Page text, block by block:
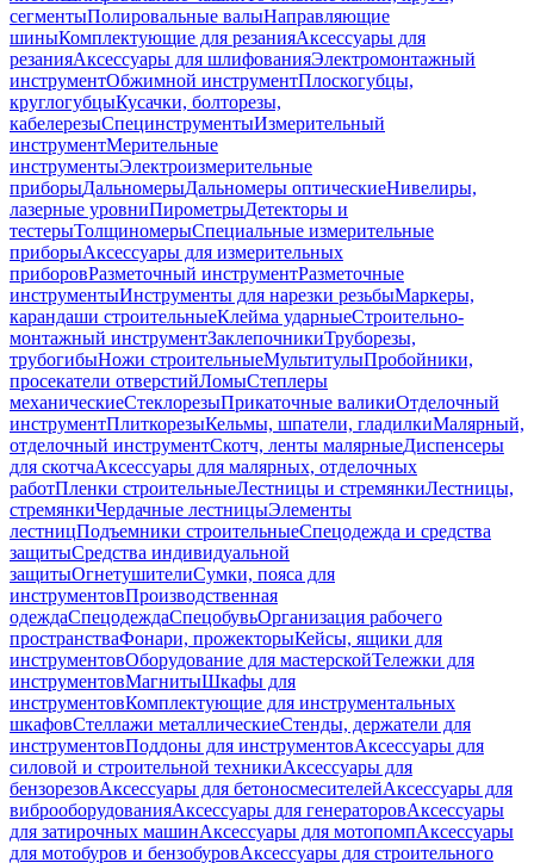
сегментыПолировальные валыНаправляющие
шиныКомплектующие для резанияАксессуары для
резанияАксессуары для шлифованияЭлектромонтажный
инструментОбжимной инструментПлоскогубцы,
круглогубцыКусачки, болторезы,
кабелерезыСпецинструментыИзмерительный
инструментМерительные
инструментыЭлектроизмерительные
приборыДальномерыДальномеры оптическиеНивелиры,
лазерные уровниПирометрыДетекторы и
тестерыТолщиномерыСпециальные измерительные
приборыАксессуары для измерительных
приборовРазметочный инструментРазметочные
инструментыИнструменты для нарезки резьбыМаркеры,
карандаши строительныеКлейма ударныеСтроительно-
монтажный инструментЗаклепочникиТруборезы,
трубогибыНожи строительныеМультитулыПробойники,
просекатели отверстийЛомыСтеплеры
механическиеСтеклорезыПрикаточные валикиОтделочный
инструментПлиткорезыКельмы, шпатели, гладилкиМалярный,
отделочный инструментСкотч, ленты малярныеДиспенсеры
для скотчаАксессуары для малярных, отделочных
работПленки строительныеЛестницы и стремянкиЛестницы,
стремянкиЧердачные лестницыЭлементы
лестницПодъемники строительныеСпецодежда и средства
защитыСредства индивидуальной
защитыОгнетушителиСумки, пояса для
инструментовПроизводственная
одеждаСпецодеждаСпецобувьОрганизация рабочего
пространстваФонари, прожекторыКейсы, ящики для
инструментовОборудование для мастерскойТележки для
инструментовМагнитыШкафы для
инструментовКомплектующие для инструментальных
шкафовСтеллажи металлическиеСтенды, держатели для
инструментовПоддоны для инструментовАксессуары для
силовой и строительной техникиАксессуары для
бензорезовАксессуары для бетоносмесителейАксессуары для
виброоборудованияАксессуары для генераторовАксессуары
для затирочных машинАксессуары для мотопомпАксессуары
для мотобуров и бензобуровАксессуары для строительного